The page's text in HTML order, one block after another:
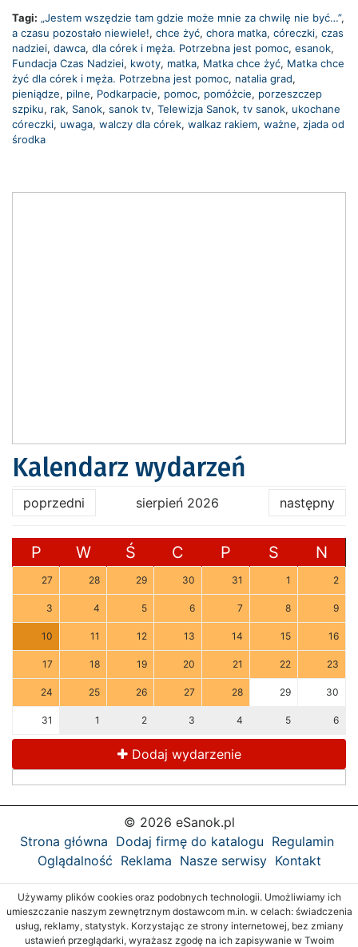
Tagi: „Jestem wszędzie tam gdzie może mnie za chwilę nie być…”,
a czasu pozostało niewiele!, chce żyć, chora matka, córeczki, czas
nadziei, dawca, dla córek i męża. Potrzebna jest pomoc, esanok,
Fundacja Czas Nadziei, kwoty, matka, Matka chce żyć, Matka chce
żyć dla córek i męża. Potrzebna jest pomoc, natalia grad,
pieniądze, pilne, Podkarpacie, pomoc, pomóżcie, porzeszczep
szpiku, rak, Sanok, sanok tv, Telewizja Sanok, tv sanok, ukochane
córeczki, uwaga, walczy dla córek, walkaz rakiem, ważne, zjada od
środka
Kalendarz wydarzeń
poprzedni sierpień 2026 następny
P W Ś C P S N
27 28 29 30 31 1 2
3 4 5 6 7 8 9
10 11 12 13 14 15 16
17 18 19 20 21 22 23
24 25 26 27 28 29 30
31 1 2 3 4 5 6
Dodaj wydarzenie
© 2026 eSanok.pl
Strona główna Dodaj firmę do katalogu Regulamin
Oglądalność Reklama Nasze serwisy Kontakt
Używamy plików cookies oraz podobnych technologii. Umożliwiamy ich
umieszczanie naszym zewnętrznym dostawcom m.in. w celach: świadczenia
usług, reklamy, statystyk. Korzystając ze strony internetowej, bez zmiany
ustawień przeglądarki, wyrażasz zgodę na ich zapisywanie w Twoim